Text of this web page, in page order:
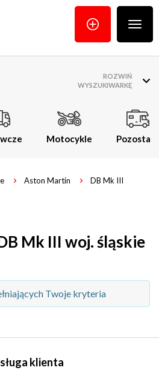
menu
Motocykle Pozostałe
ROZWIŃ
WYSZUKIWARKĘ
Aston Martin
DB Mk III
Mk III woj. śląskie
Twoje kryteria
klienta